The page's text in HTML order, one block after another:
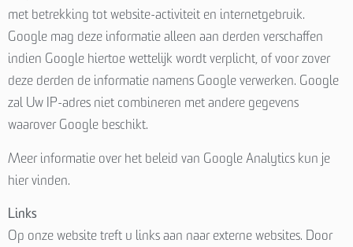
met betrekking tot website-activiteit en internetgebruik.
Google mag deze informatie alleen aan derden verschaffen
indien Google hiertoe wettelijk wordt verplicht, of voor zover
deze derden de informatie namens Google verwerken. Google
zal Uw IP-adres niet combineren met andere gegevens
waarover Google beschikt.
Meer informatie over het beleid van Google Analytics kun je
hier vinden.
Links
Op onze website treft u links aan naar externe websites. Door